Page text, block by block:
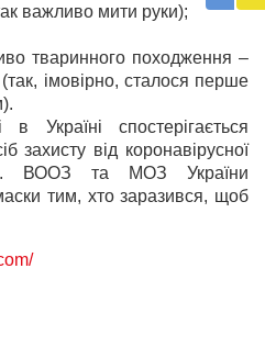
важливо мити руки);
тваринного походження –
імовірно, сталося перше
Україні спостерігається
захисту від коронавірусної
ВООЗ та МОЗ України
тим, хто заразився, щоб